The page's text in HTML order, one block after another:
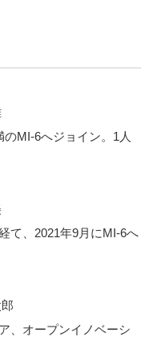
MI-6へジョイン。1人
て、2021年9月にMI-6へ
、オープンイノベーシ